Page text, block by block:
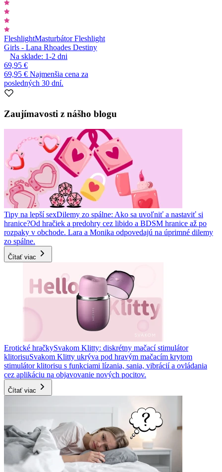
FleshlightMasturbátor Fleshlight
Girls - Lana Rhoades Destiny
Na sklade: 1-2 dni
69,95 €
69,95 € Najmenšia cena za
posledných 30 dní.
Zaujímavosti z nášho blogu
Tipy na lepší sexDilemy zo spálne: Ako sa uvoľniť a nastaviť si
hranice?Od hračiek a predohry cez libido a BDSM hranice až po
rozpaky v obchode. Lara a Monika odpovedajú na úprimné dilemy
zo spálne.
Čítať viac
Erotické hračkySvakom Klitty: diskrétny mačací stimulátor
klitorisuSvakom Klitty ukrýva pod hravým mačacím krytom
stimulátor klitorisu s funkciami lízania, sania, vibrácií a ovládania
cez aplikáciu na objavovanie nových pocitov.
Čítať viac